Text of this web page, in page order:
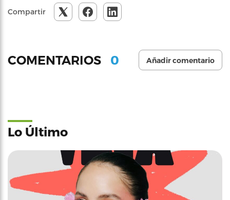
Compartir
COMENTARIOS 0 Añadir comentario
Lo Último